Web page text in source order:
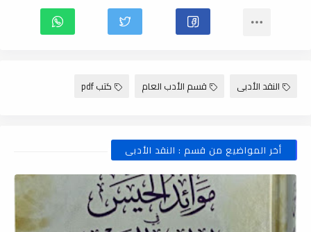
النقد الأدبى قسم الأدب العام كتب pdf
أخر المواضيع من قسم : النقد الأدبى